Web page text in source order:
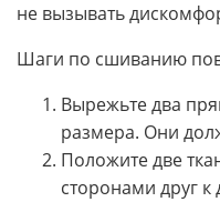
не вызывать
Шаги по сшиванию
Вырежьте два
размера. Они
Положите две
сторонами друг к